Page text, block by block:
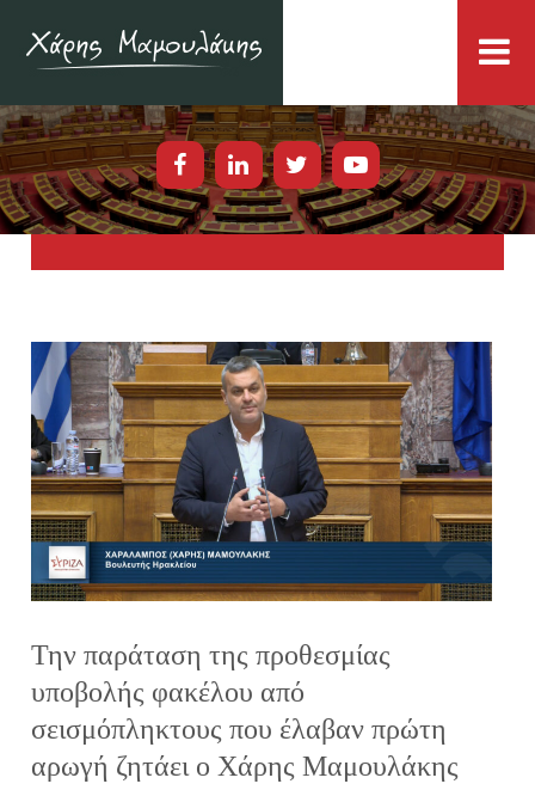
Την παράταση της προθεσμίας
υποβολής φακέλου από
σεισμόπληκτους που έλαβαν πρώτη
αρωγή ζητάει ο Χάρης Μαμουλάκης